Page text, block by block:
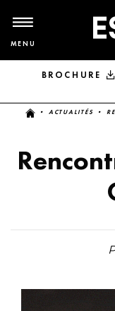
MENU
BROCHURE
Vous êtes ici
• ACTUALITÉS •